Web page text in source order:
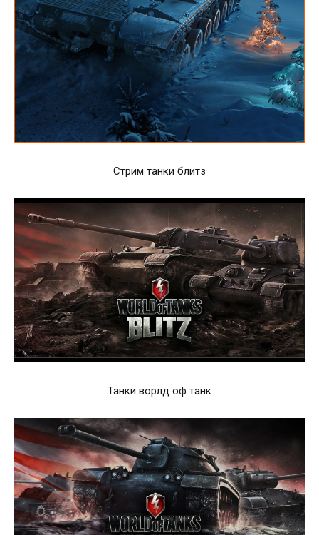
Стрим танки блитз
Танки ворлд оф танк